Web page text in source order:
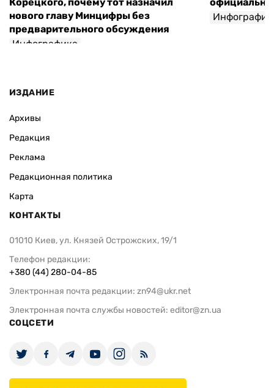
нового главу Минцифры без
предварительного обсуждения
Инфографика
ИЗДАНИЕ
Архивы
Редакция
Реклама
Редакционная политика
Карта
КОНТАКТЫ
01010 Киев, ул. Князей Острожских, 19/1
Телефон редакции:
+380 (44) 280-04-85
Электронная почта редакции: zn94@ukr.net
Электронная почта службы новостей: editor@zn.ua
СОЦСЕТИ